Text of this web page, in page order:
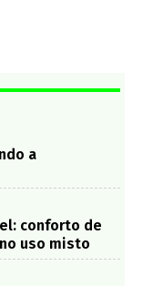
a
conforto de
uso misto